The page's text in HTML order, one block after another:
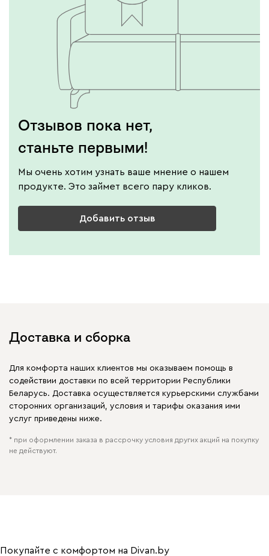
Клэй
Латте Терра
Альтеа 467
Бежевый Графит Молочный
Дарте 575
Графит
Отзывов пока нет,
станьте первыми!
Мы очень хотим узнать ваше мнение о нашем
продукте. Это займет всего пару кликов.
Добавить отзыв
Доставка и сборка
Для комфорта наших клиентов мы оказываем помощь в
содействии доставки по всей территории Республики
Беларусь. Доставка осуществляется курьерскими службами
сторонних организаций, условия и тарифы оказания ими
услуг приведены ниже.
* при оформлении заказа в рассрочку условия других акций на покупку
не действуют.
Покупайте с комфортом на Divan.by